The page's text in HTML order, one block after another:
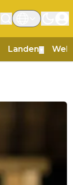
Landen